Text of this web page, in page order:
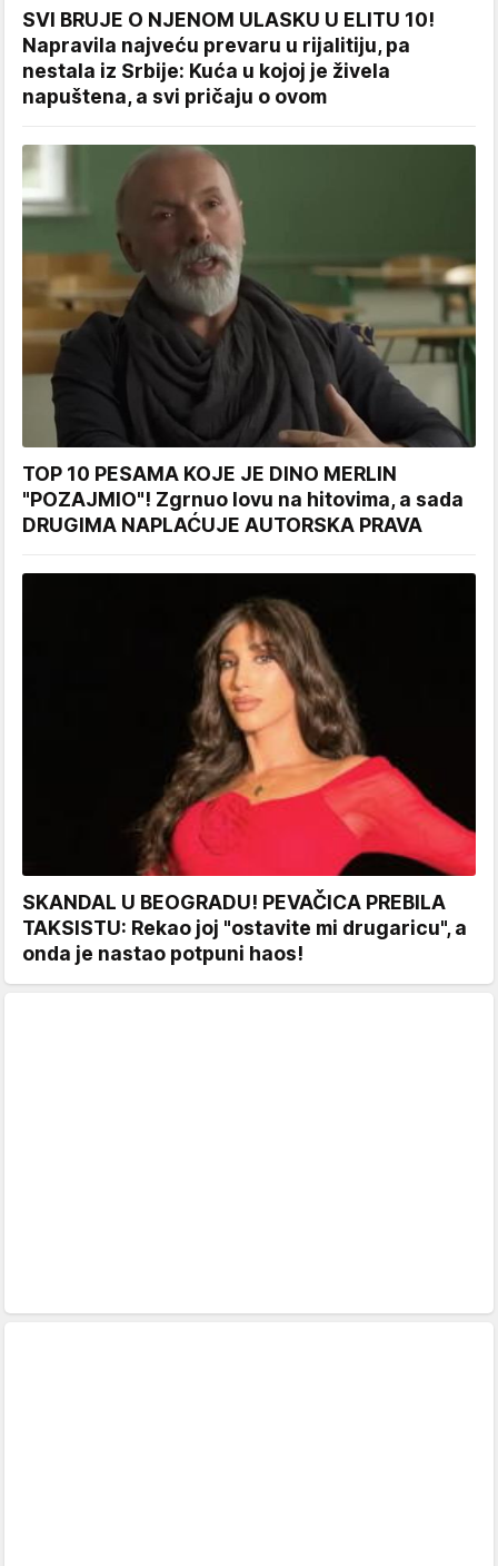
SVI BRUJE O NJENOM ULASKU U ELITU 10!
Napravila najveću prevaru u rijalitiju, pa
nestala iz Srbije: Kuća u kojoj je živela
napuštena, a svi pričaju o ovom
TOP 10 PESAMA KOJE JE DINO MERLIN
"POZAJMIO"! Zgrnuo lovu na hitovima, a sada
DRUGIMA NAPLAĆUJE AUTORSKA PRAVA
SKANDAL U BEOGRADU! PEVAČICA PREBILA
TAKSISTU: Rekao joj "ostavite mi drugaricu", a
onda je nastao potpuni haos!